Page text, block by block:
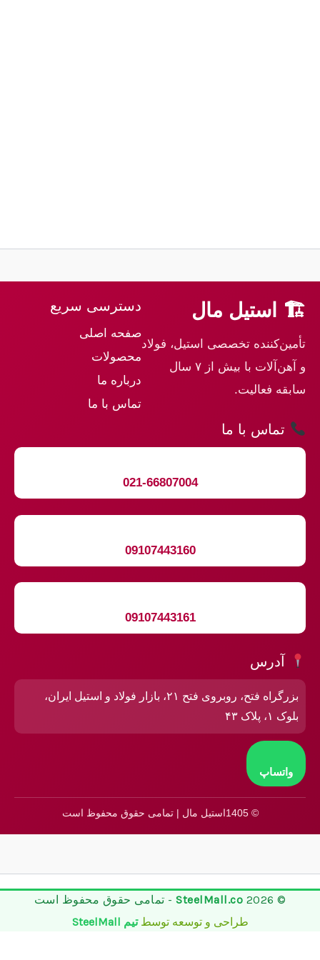
🏗 استیل مال
تأمین‌کننده تخصصی استیل، فولاد
و آهن‌آلات با بیش از ۷ سال
سابقه فعالیت.
دسترسی سریع
صفحه اصلی
محصولات
درباره ما
تماس با ما
تماس با ما
021-66807004
09107443160
09107443161
آدرس
بزرگراه فتح، روبروی فتح ۲۱، بازار فولاد و استیل ایران،
بلوک ۱، پلاک ۴۳
واتساپ
© 1405استیل مال | تمامی حقوق محفوظ است
© 2026
SteelMall.co - تمامی حقوق محفوظ است
طراحی و توسعه توسطتیم SteelMall